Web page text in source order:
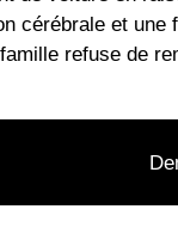
cérébrale et une
refuse de